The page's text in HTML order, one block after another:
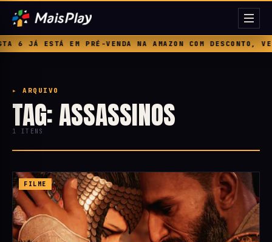
JÁ ESTÁ EM PRÉ-VENDA NA AMAZON COM DESCONTO,
▸ ARQUIVO
TAG: ASSASSINOS
1 ITENS
FILME